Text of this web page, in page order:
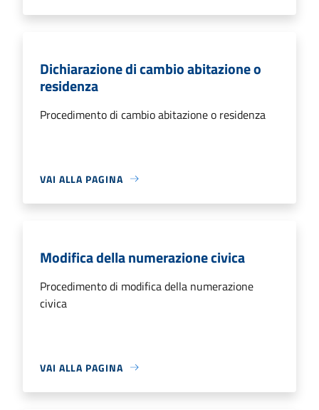
Dichiarazione di cambio abitazione o
residenza
Procedimento di cambio abitazione o residenza
VAI ALLA PAGINA
Modifica della numerazione civica
Procedimento di modifica della numerazione
civica
VAI ALLA PAGINA